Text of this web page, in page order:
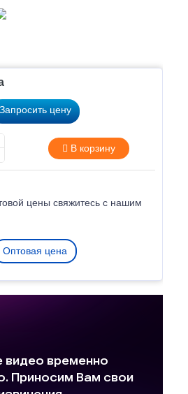
Запросить цену
В корзину
цены свяжитесь с нашим
Оптовая цена